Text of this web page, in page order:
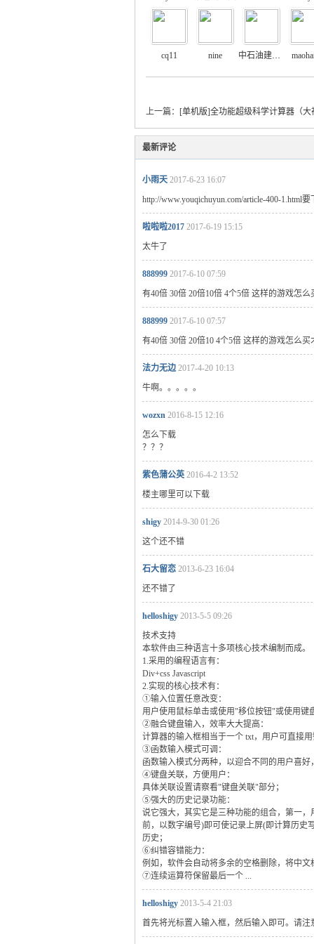
cq11 nine 中石油建设hy
上一篇： [单机版]全功能超级科学计算器（大
最新评论
小雨天 2017-6-23 16:07
http://www.youqichuyun.com/article-400-1.html
啦啦啦2017 2017-6-19 15:15
太牛了
888999 2017-6-10 07:59
有40倍 30倍 20倍10倍 4个5倍 这样的游戏怎
888999 2017-6-10 07:57
有40倍 30倍 20倍10 4个5倍 这样的游戏怎么
法力无边 2017-4-20 10:13
牛啊。。。。。
wozxn 2016-8-15 12:16
怎么下载
？？？
紫色蒲公英 2016-4-2 13:52
楼主哪里可以下载
shigy 2014-9-30 01:26
这个还不错
石大留恋 2013-6-23 16:04
还不错了
helloshigy 2013-5-5 09:26
技术支持
本软件由三种语言十多项核心技术编制而成。
1.采用的编程语言有：
Div+css Javascript
2.实现的核心技术有：
①输入位置任意改变：
用户使用鼠标单击或使用"移位按钮"或使用键
②融合键盘输入，效率大大提高：
计算器的输入框相当于一个 txt，用户可直接
③函数输入模式可调：
函数输入模式分两种，以迎合不同的用户喜
④键盘关联，方便用户：
具体关联设置请察看"键盘关联"部分；
⑤强大的历史记录功能：
说它强大，其实它是三种功能的组合，第一
前，以数字编号)即可使记录上屏(即计算历史
历史；
⑥纠错容错能力：
例如，软件会自动将多余的空格删除，将中
⑦连续运算符保留最后一个 ...
helloshigy 2013-5-4 21:03
首先将光标置入输入框，然后输入即可。请注